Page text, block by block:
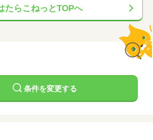
たらこねっとTOPへ
条件を変更する